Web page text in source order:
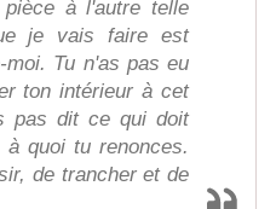
à l'autre telle
je vais faire est
moi. Tu n'as pas eu
ton intérieur à cet
pas dit ce qui doit
quoi tu renonces.
de trancher et de